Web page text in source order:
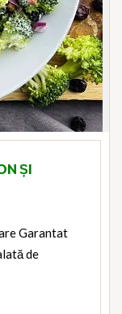
ȘI
Garantat
de